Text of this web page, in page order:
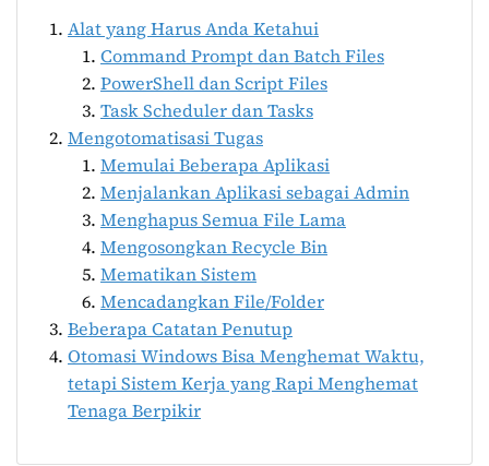
Alat yang Harus Anda Ketahui
Command Prompt dan Batch Files
PowerShell dan Script Files
Task Scheduler dan Tasks
Mengotomatisasi Tugas
Memulai Beberapa Aplikasi
Menjalankan Aplikasi sebagai Admin
Menghapus Semua File Lama
Mengosongkan Recycle Bin
Mematikan Sistem
Mencadangkan File/Folder
Beberapa Catatan Penutup
Otomasi Windows Bisa Menghemat Waktu,
tetapi Sistem Kerja yang Rapi Menghemat
Tenaga Berpikir